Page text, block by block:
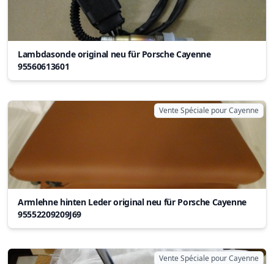
Lambdasonde original neu für Porsche Cayenne
95560613601
Vente Spéciale pour Cayenne
Armlehne hinten Leder original neu für Porsche Cayenne
95552209209J69
Vente Spéciale pour Cayenne